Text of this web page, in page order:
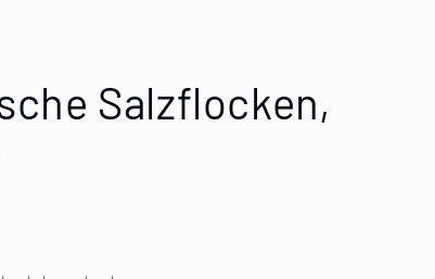
Salzflocken,